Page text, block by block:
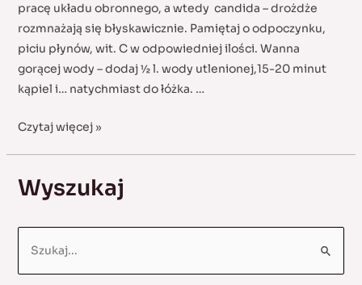
pracę układu obronnego, a wtedy candida – drożdże
rozmnażają się błyskawicznie. Pamiętaj o odpoczynku,
piciu płynów, wit. C w odpowiedniej ilości. Wanna
gorącej wody – dodaj ½ l. wody utlenionej,15-20 minut
kąpiel i… natychmiast do łóżka. …
Zaziębienia,
samopoczucie
Czytaj więcej »
Wyszukaj